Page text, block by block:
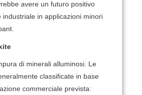
avere un futuro positivo
industriale in applicazioni minori
di minerali alluminosi.
Le
classificate in base
commerciale prevista: